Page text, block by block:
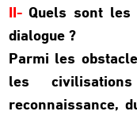
II-Quels sont les
dialogue ?
Parmi les
les
reconnaissance,